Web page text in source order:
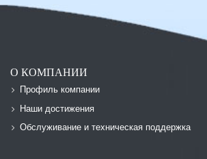
О КОМПАНИИ
Профиль компании
Наши достижения
Обслуживание и техническая поддержка